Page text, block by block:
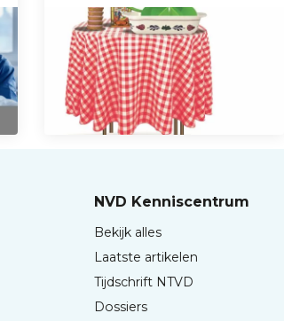
NVD Kenniscentrum
Bekijk alles
Laatste artikelen
Tijdschrift NTVD
Dossiers